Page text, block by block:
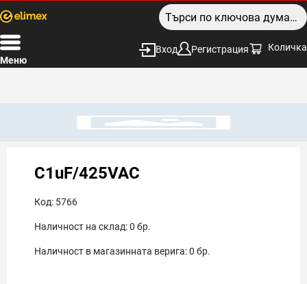
Меню
Вход Регистрация Количка
C1uF/425VAC
Код: 5766
Наличност на склад:0 бр.
Наличност в магазинната верига:0 бр.